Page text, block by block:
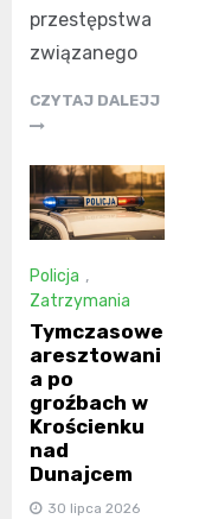
przestępstwa
związanego
CZYTAJ DALEJJ
Policja ,
Zatrzymania
Tymczasowe
aresztowani
a po
groźbach w
Krościenku
nad
Dunajcem
30 lipca 2026